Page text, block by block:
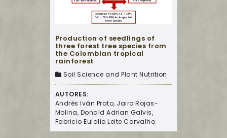
Production of seedlings of
three forest tree species from
the Colombian tropical
rainforest
Soil Science and Plant Nutrition
AUTORES:
Andrés Iván Prato, Jairo Rojas-
Molina, Donald Adrian Galvis,
Fabricio Eulalio Leite Carvalho